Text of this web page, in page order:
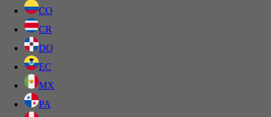
CO
CR
DO
EC
MX
PA